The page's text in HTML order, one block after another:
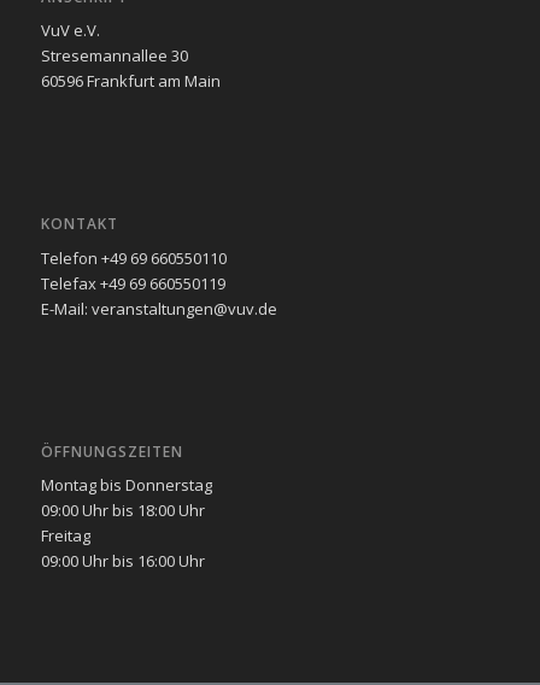
VuV e.V.
Stresemannallee 30
60596 Frankfurt am Main
KONTAKT
Telefon +49 69 660550110
Telefax +49 69 660550119
E-Mail: veranstaltungen@vuv.de
ÖFFNUNGSZEITEN
Montag bis Donnerstag
09:00 Uhr bis 18:00 Uhr
Freitag
09:00 Uhr bis 16:00 Uhr